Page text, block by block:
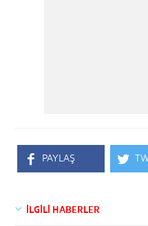
PAYLAŞ
İLGİLİ HABERLER